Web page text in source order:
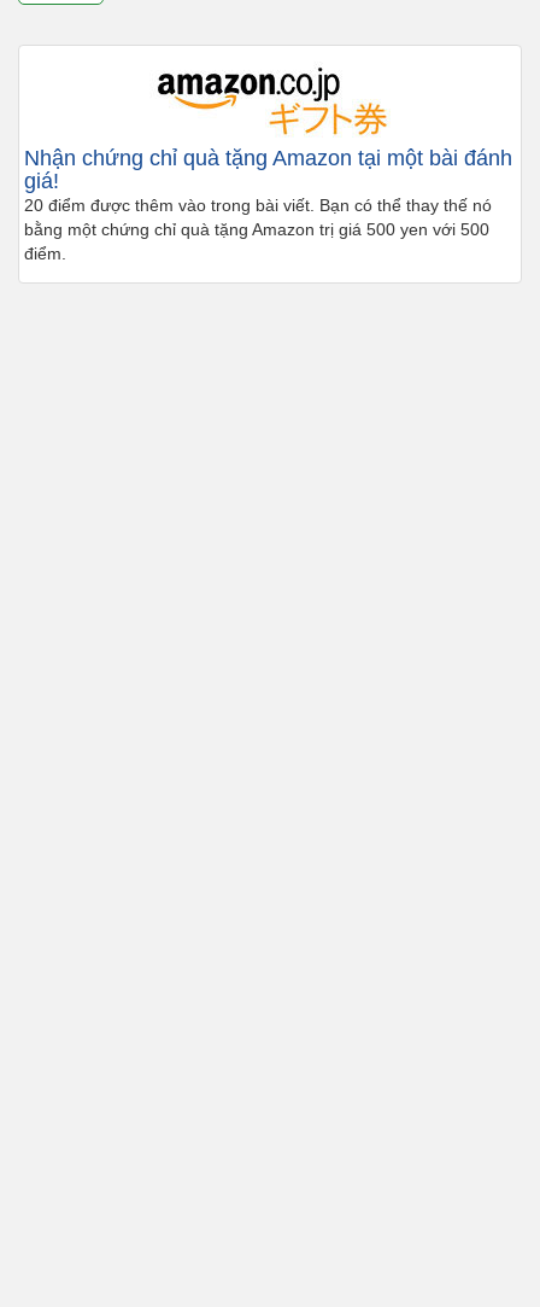
Nhận chứng chỉ quà tặng Amazon tại một bài đánh
giá!
20 điểm được thêm vào trong bài viết. Bạn có thể thay thế nó
bằng một chứng chỉ quà tặng Amazon trị giá 500 yen với 500
điểm.